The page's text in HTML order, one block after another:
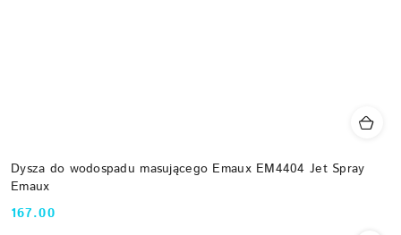
Dysza do wodospadu masującego Emaux EM4404 Jet Spray
Emaux
Cena:
167.00